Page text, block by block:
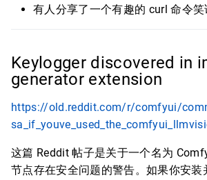
有人分享了一个有趣的 curl 命令笑
Keylogger discovered in
generator extension
https://old.reddit.com/r/comfyui/
这篇 Reddit 帖子是关于一个名为
节点存在安全问题的警告。如果你安装